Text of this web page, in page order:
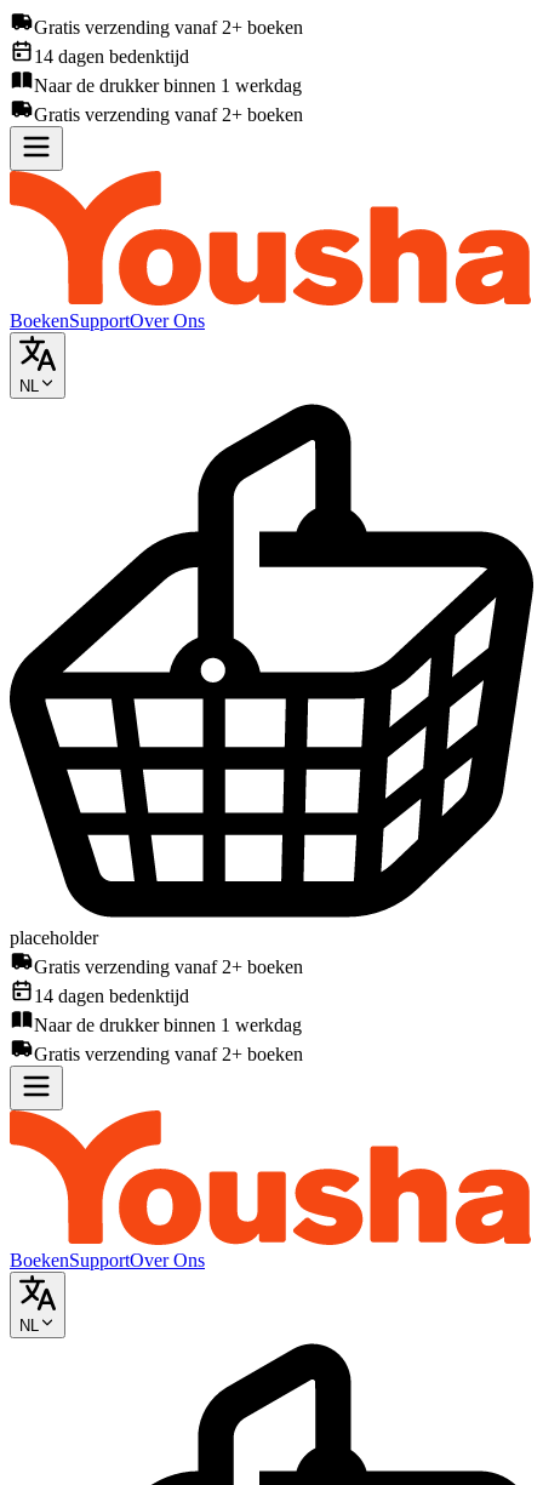
Gratis verzending vanaf 2+ boeken
14 dagen bedenktijd
Naar de drukker binnen 1 werkdag
Gratis verzending vanaf 2+ boeken
BoekenSupportOver Ons
NL
placeholder
Gratis verzending vanaf 2+ boeken
14 dagen bedenktijd
Naar de drukker binnen 1 werkdag
Gratis verzending vanaf 2+ boeken
BoekenSupportOver Ons
NL